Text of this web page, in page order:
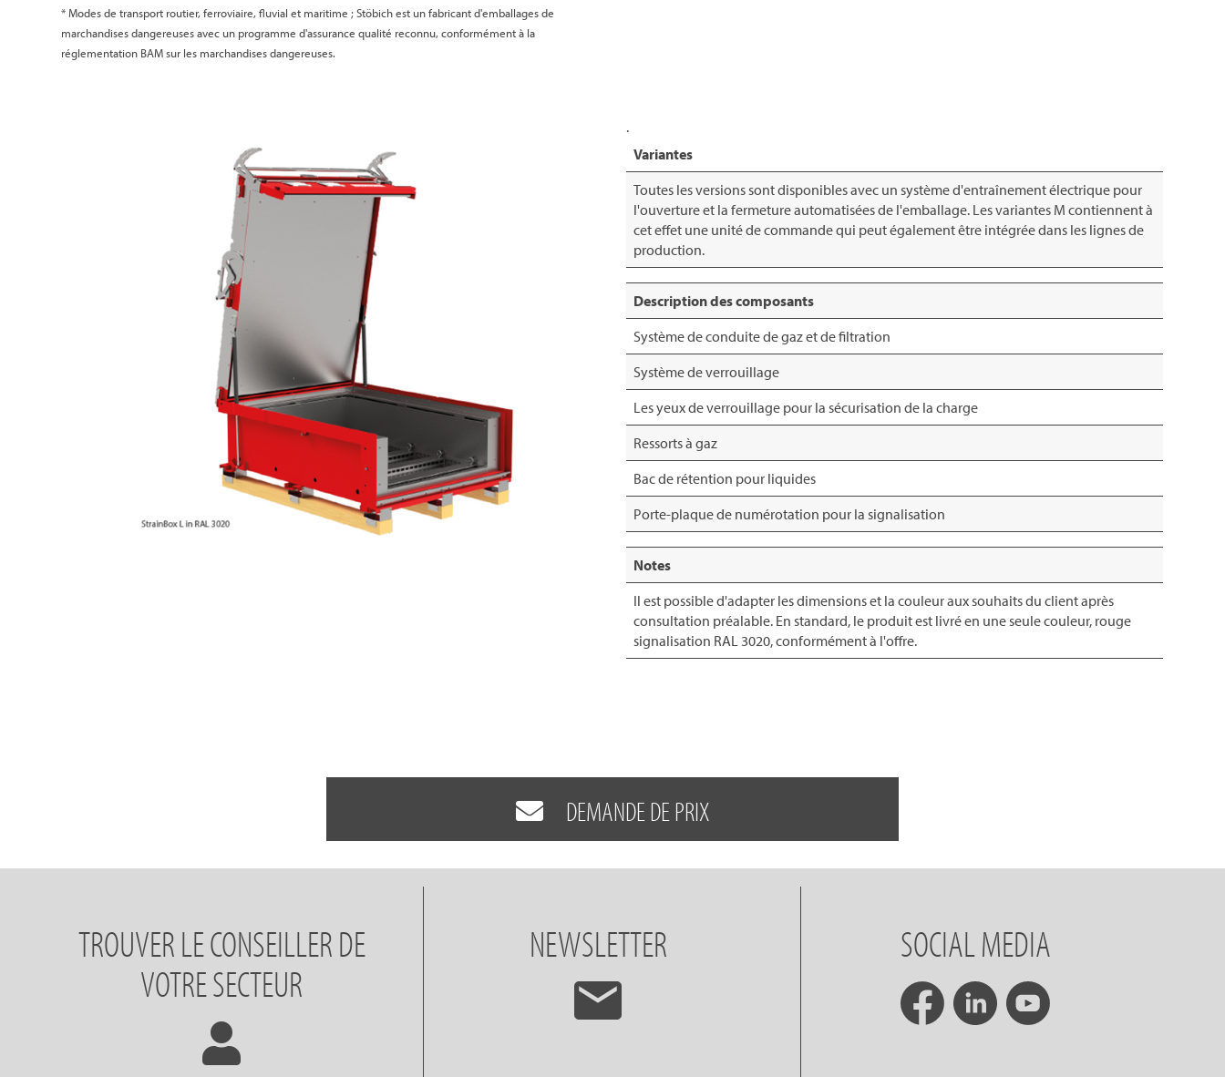
* Modes de transport routier, ferroviaire, fluvial et maritime ; Stöbich est un fabricant d'emballages de
marchandises dangereuses avec un programme d'assurance qualité reconnu, conformément à la
réglementation BAM sur les marchandises dangereuses.
.
Variantes
Toutes les versions sont disponibles avec un système d'entraînement électrique pour
l'ouverture et la fermeture automatisées de l'emballage. Les variantes M contiennent à
cet effet une unité de commande qui peut également être intégrée dans les lignes de
production.
Description des composants
Système de conduite de gaz et de filtration
Système de verrouillage
Les yeux de verrouillage pour la sécurisation de la charge
Ressorts à gaz
Bac de rétention pour liquides
Porte-plaque de numérotation pour la signalisation
Notes
Il est possible d'adapter les dimensions et la couleur aux souhaits du client après
consultation préalable. En standard, le produit est livré en une seule couleur, rouge
signalisation RAL 3020, conformément à l'offre.
DEMANDE DE PRIX
TROUVER LE CONSEILLER DE
VOTRE SECTEUR
NEWSLETTER SOCIAL MEDIA